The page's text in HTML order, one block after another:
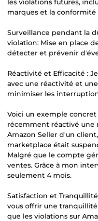
les violations futures,
marques et la
Surveillance pendant la
violation: Mise en place
détecter et prévenir
Réactivité et Efficacité :
avec une réactivité et
minimiser les
Voici un exemple concret
récemment réactivé
Amazon Seller d'un
marketplace était
Malgré que le compte
ventes. Grâce à mon
seulement 4 mois.
Satisfaction et
vous offrir une
que les violations sur